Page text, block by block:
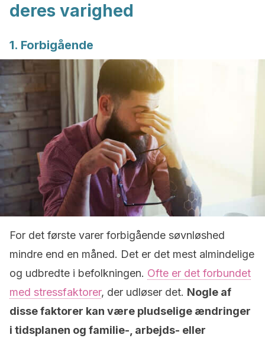
deres varighed
1. Forbigående
For det første varer forbigående søvnløshed
mindre end en måned. Det er det mest almindelige
og udbredte i befolkningen. Ofte er det forbundet
med stressfaktorer, der udløser det. Nogle af
disse faktorer kan være pludselige ændringer
i tidsplanen og familie-, arbejds- eller